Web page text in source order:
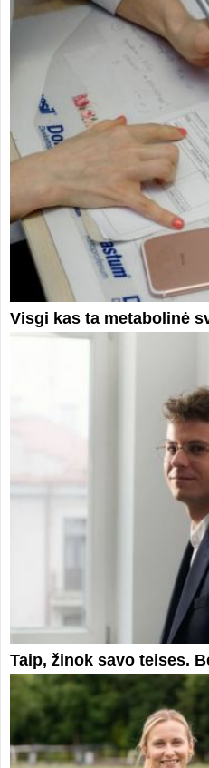
Visgi kas ta metabolinė
Taip, žinok savo teises.